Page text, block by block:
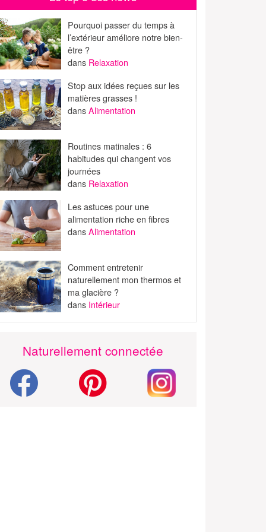
Pourquoi passer du temps à
l’extérieur améliore notre bien-
être ?
dans Relaxation
Stop aux idées reçues sur les
matières grasses !
dansAlimentation
Routines matinales : 6
habitudes qui changent vos
journées
dans Relaxation
Les astuces pour une
alimentation riche en fibres
dansAlimentation
Comment entretenir
naturellement mon thermos et
ma glacière ?
dans Intérieur
Naturellement connectée